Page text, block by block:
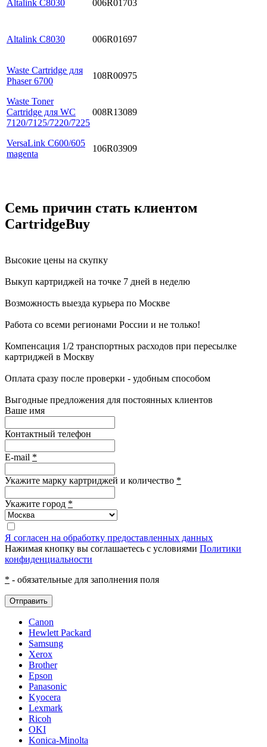
Altalink C8030 006R01703
Altalink C8030 006R01697
Waste Cartridge для
Phaser 6700
108R00975
Waste Toner
Cartridge для WC
7120/7125/7220/7225
008R13089
VersaLink C600/605
magenta
106R03909
Семь причин стать клиентом
CartridgeBuy
Высокие цены на скупку
Выкуп картриджей на точке 7 дней в неделю
Возможность выезда курьера по Москве
Работа со всеми регионами России и не только!
Компенсация 1/2 транспортных расходов при пересылке
картриджей в Москву
Оплата сразу после проверки - удобным способом
Выгодные предложения для постоянных клиентов
Ваше имя
Контактный телефон
E-mail *
Укажите марку картриджей и количество *
Укажите город *
Я согласен на обработку предоставленных данных
Нажимая кнопку вы соглашаетесь с условиями Политики
конфиденциальности
* - обязательные для заполнения поля
Отправить
Canon
Hewlett Packard
Samsung
Xerox
Brother
Epson
Panasonic
Kyocera
Lexmark
Ricoh
OKI
Konica-Minolta